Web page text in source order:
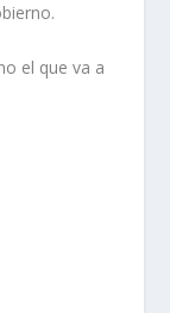
el que va a